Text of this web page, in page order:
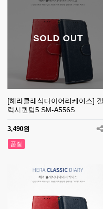
SOLD OUT
[헤라클래식다이어리케이스] 갤
럭시퀀텀5 SM-A556S
3,490원
품절